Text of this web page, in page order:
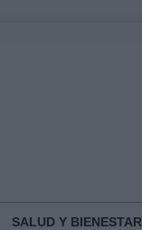
SALUD Y BIENESTAR